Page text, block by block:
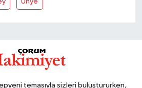
temasıyla sizleri buluştururken,